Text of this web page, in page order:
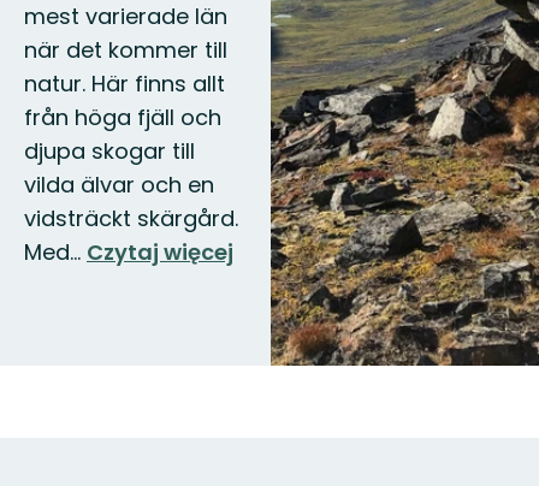
mest varierade län
när det kommer till
natur. Här finns allt
från höga fjäll och
djupa skogar till
vilda älvar och en
vidsträckt skärgård.
Med… Czytaj więcej